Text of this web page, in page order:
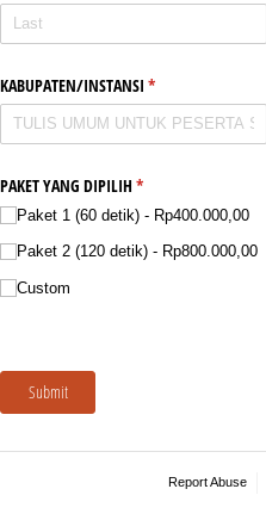
KABUPATEN/​INSTANSI *
(required)
PAKET YANG DIPILIH *
(required)
Paket 1 (60 detik) Rp400.000,00
Paket 2 (120 detik) Rp800.000,00
Custom
Submit
Report Abuse